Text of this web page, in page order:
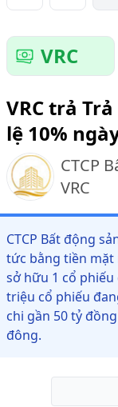
VRC
VRC trả
lệ 10%
CTCP
VRC
CTCP Bất động
tức bằng tiền mặt
sở hữu 1 cổ phiếu
triệu cổ phiếu
chi gần 50 tỷ
đông.